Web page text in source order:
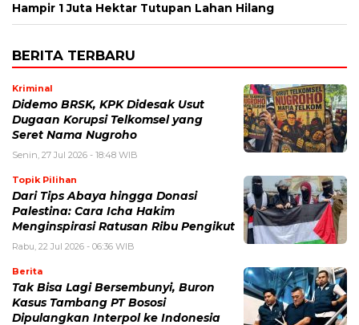
Hampir 1 Juta Hektar Tutupan Lahan Hilang
BERITA TERBARU
Kriminal
Didemo BRSK, KPK Didesak Usut
Dugaan Korupsi Telkomsel yang
Seret Nama Nugroho
Senin, 27 Jul 2026 - 18:48 WIB
Topik Pilihan
Dari Tips Abaya hingga Donasi
Palestina: Cara Icha Hakim
Menginspirasi Ratusan Ribu Pengikut
Rabu, 22 Jul 2026 - 06:36 WIB
Berita
Tak Bisa Lagi Bersembunyi, Buron
Kasus Tambang PT Bososi
Dipulangkan Interpol ke Indonesia